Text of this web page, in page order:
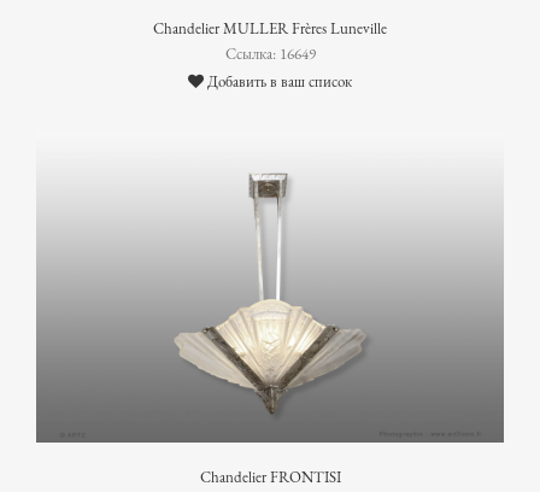
Chandelier MULLER Frères Luneville
Ссылка: 16649
Добавить в ваш список
Chandelier FRONTISI